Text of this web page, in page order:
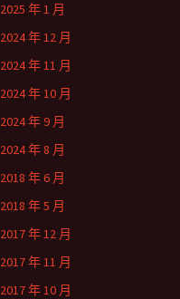
2025 年 1 月
2024 年 12 月
2024 年 11 月
2024 年 10 月
2024 年 9 月
2024 年 8 月
2018 年 6 月
2018 年 5 月
2017 年 12 月
2017 年 11 月
2017 年 10 月